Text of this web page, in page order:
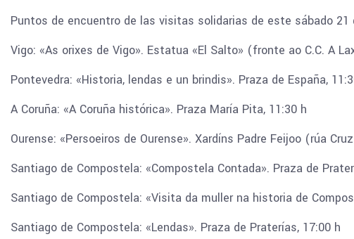
Puntos de encuentro de las visitas solidarias de este sábado 21
Vigo: «As orixes de Vigo». Estatua «El Salto» (fronte ao C.C. A
Pontevedra: «Historia, lendas e un brindis». Praza de España,
A Coruña: «A Coruña histórica». Praza María Pita, 11:30 h
Ourense: «Persoeiros de Ourense». Xardíns Padre Feijoo (rúa
Santiago de Compostela: «Compostela Contada». Praza de
Santiago de Compostela: «Visita da muller na historia de
Santiago de Compostela: «Lendas». Praza de Praterías, 17:00 h